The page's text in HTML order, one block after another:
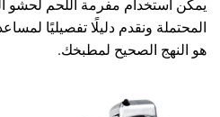
يمكن استخدام مفرمة اللحم لحشو
المحتملة ونقدم دليلًا تفصيليًا
هو النهج الصحيح لمطبخك.